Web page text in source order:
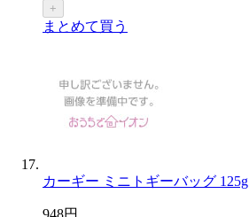
+
まとめて買う
カーギー ミニトギーバッグ 125g
948円